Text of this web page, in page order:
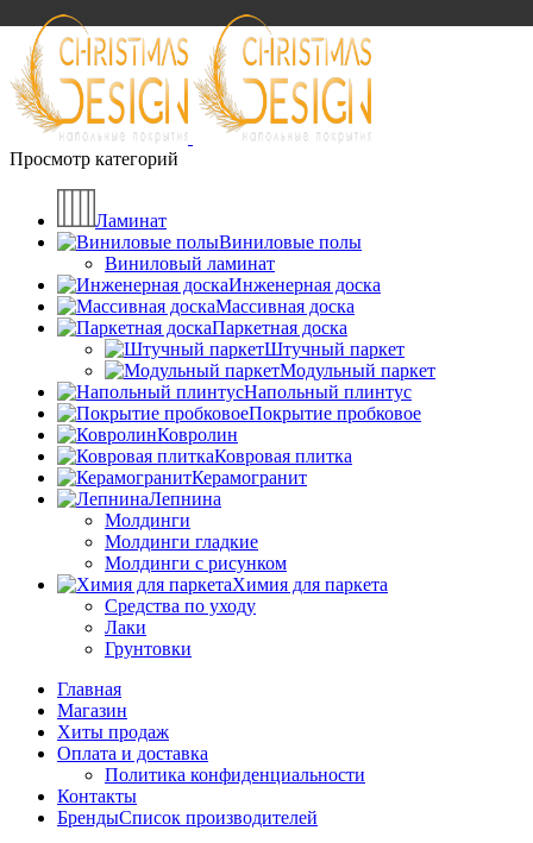
Просмотр категорий
Ламинат
Виниловые полы
Виниловый ламинат
Инженерная доска
Массивная доска
Паркетная доска
Штучный паркет
Модульный паркет
Напольный плинтус
Покрытие пробковое
Ковролин
Ковровая плитка
Керамогранит
Лепнина
Молдинги
Молдинги гладкие
Молдинги с рисунком
Химия для паркета
Средства по уходу
Лаки
Грунтовки
Главная
Магазин
Хиты продаж
Оплата и доставка
Политика конфиденциальности
Контакты
БрендыСписок производителей